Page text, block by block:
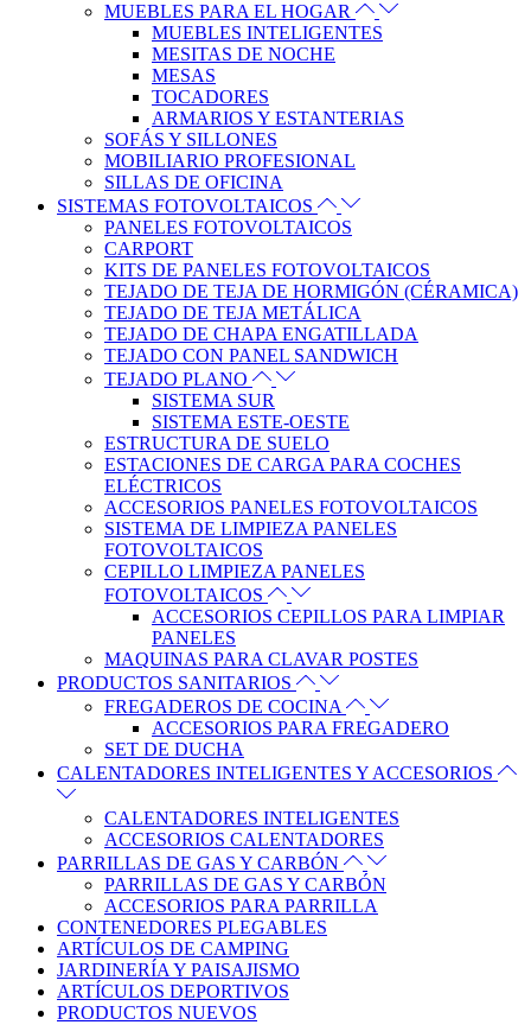
MUEBLES PARA EL HOGAR
MUEBLES INTELIGENTES
MESITAS DE NOCHE
MESAS
TOCADORES
ARMARIOS Y ESTANTERIAS
SOFÁS Y SILLONES
MOBILIARIO PROFESIONAL
SILLAS DE OFICINA
SISTEMAS FOTOVOLTAICOS
PANELES FOTOVOLTAICOS
CARPORT
KITS DE PANELES FOTOVOLTAICOS
TEJADO DE TEJA DE HORMIGÓN (CÉRAMICA)
TEJADO DE TEJA METÁLICA
TEJADO DE CHAPA ENGATILLADA
TEJADO CON PANEL SANDWICH
TEJADO PLANO
SISTEMA SUR
SISTEMA ESTE-OESTE
ESTRUCTURA DE SUELO
ESTACIONES DE CARGA PARA COCHES
ELÉCTRICOS
ACCESORIOS PANELES FOTOVOLTAICOS
SISTEMA DE LIMPIEZA PANELES
FOTOVOLTAICOS
CEPILLO LIMPIEZA PANELES
FOTOVOLTAICOS
ACCESORIOS CEPILLOS PARA LIMPIAR
PANELES
MAQUINAS PARA CLAVAR POSTES
PRODUCTOS SANITARIOS
FREGADEROS DE COCINA
ACCESORIOS PARA FREGADERO
SET DE DUCHA
CALENTADORES INTELIGENTES Y ACCESORIOS
CALENTADORES INTELIGENTES
ACCESORIOS CALENTADORES
PARRILLAS DE GAS Y CARBÓN
PARRILLAS DE GAS Y CARBÓN
ACCESORIOS PARA PARRILLA
CONTENEDORES PLEGABLES
ARTÍCULOS DE CAMPING
JARDINERÍA Y PAISAJISMO
ARTÍCULOS DEPORTIVOS
PRODUCTOS NUEVOS